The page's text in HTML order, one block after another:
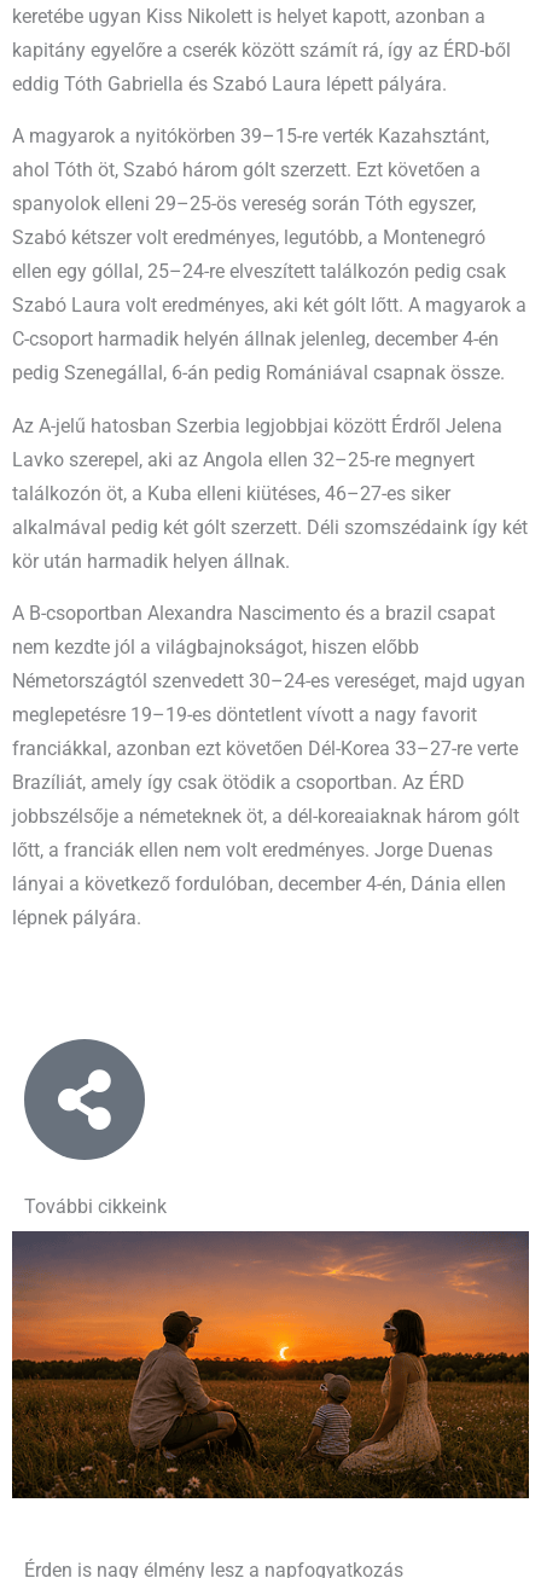
keretébe ugyan Kiss Nikolett is helyet kapott, azonban a
kapitány egyelőre a cserék között számít rá, így az ÉRD-ből
eddig Tóth Gabriella és Szabó Laura lépett pályára.
A magyarok a nyitókörben 39–15-re verték Kazahsztánt,
ahol Tóth öt, Szabó három gólt szerzett. Ezt követően a
spanyolok elleni 29–25-ös vereség során Tóth egyszer,
Szabó kétszer volt eredményes, legutóbb, a Montenegró
ellen egy góllal, 25–24-re elveszített találkozón pedig csak
Szabó Laura volt eredményes, aki két gólt lőtt. A magyarok a
C-csoport harmadik helyén állnak jelenleg, december 4-én
pedig Szenegállal, 6-án pedig Romániával csapnak össze.
Az A-jelű hatosban Szerbia legjobbjai között Érdről Jelena
Lavko szerepel, aki az Angola ellen 32–25-re megnyert
találkozón öt, a Kuba elleni kiütéses, 46–27-es siker
alkalmával pedig két gólt szerzett. Déli szomszédaink így két
kör után harmadik helyen állnak.
A B-csoportban Alexandra Nascimento és a brazil csapat
nem kezdte jól a világbajnokságot, hiszen előbb
Németországtól szenvedett 30–24-es vereséget, majd ugyan
meglepetésre 19–19-es döntetlent vívott a nagy favorit
franciákkal, azonban ezt követően Dél-Korea 33–27-re verte
Brazíliát, amely így csak ötödik a csoportban. Az ÉRD
jobbszélsője a németeknek öt, a dél-koreaiaknak három gólt
lőtt, a franciák ellen nem volt eredményes. Jorge Duenas
lányai a következő fordulóban, december 4-én, Dánia ellen
lépnek pályára.
További cikkeink
Érden is nagy élmény lesz a napfogyatkozás